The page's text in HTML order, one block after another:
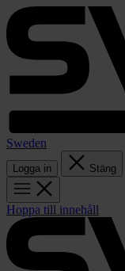
Sweden
Logga in Stäng
Hoppa till innehåll